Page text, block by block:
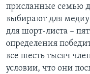
присланные семью
выбирают для
для шорт-листа –
определения
все шесть тысяч
условии, что они